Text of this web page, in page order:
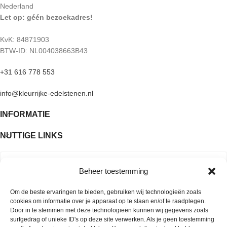
Beheer toestemming
Om de beste ervaringen te bieden, gebruiken wij technologieën zoals
cookies om informatie over je apparaat op te slaan en/of te raadplegen.
Door in te stemmen met deze technologieën kunnen wij gegevens zoals
surfgedrag of unieke ID's op deze site verwerken. Als je geen toestemming
je beeldscherm.
Nederland
Let op: géén bezoekadres!
KvK: 84871903
BTW-ID: NL004038663B43
+31 616 778 553
info@kleurrijke-edelstenen.nl
INFORMATIE
NUTTIGE LINKS